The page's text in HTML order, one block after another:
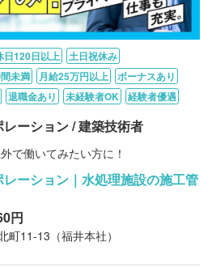
日120日以上
土日祝休み
未満 月給25万円以上
ボーナスあり
退職金あり 未経験者OK 経験者優遇
ーション / 建築技術者
で働いてみたい方に！
ーション｜水処理施設の施工管
円
町11-13（福井本社）